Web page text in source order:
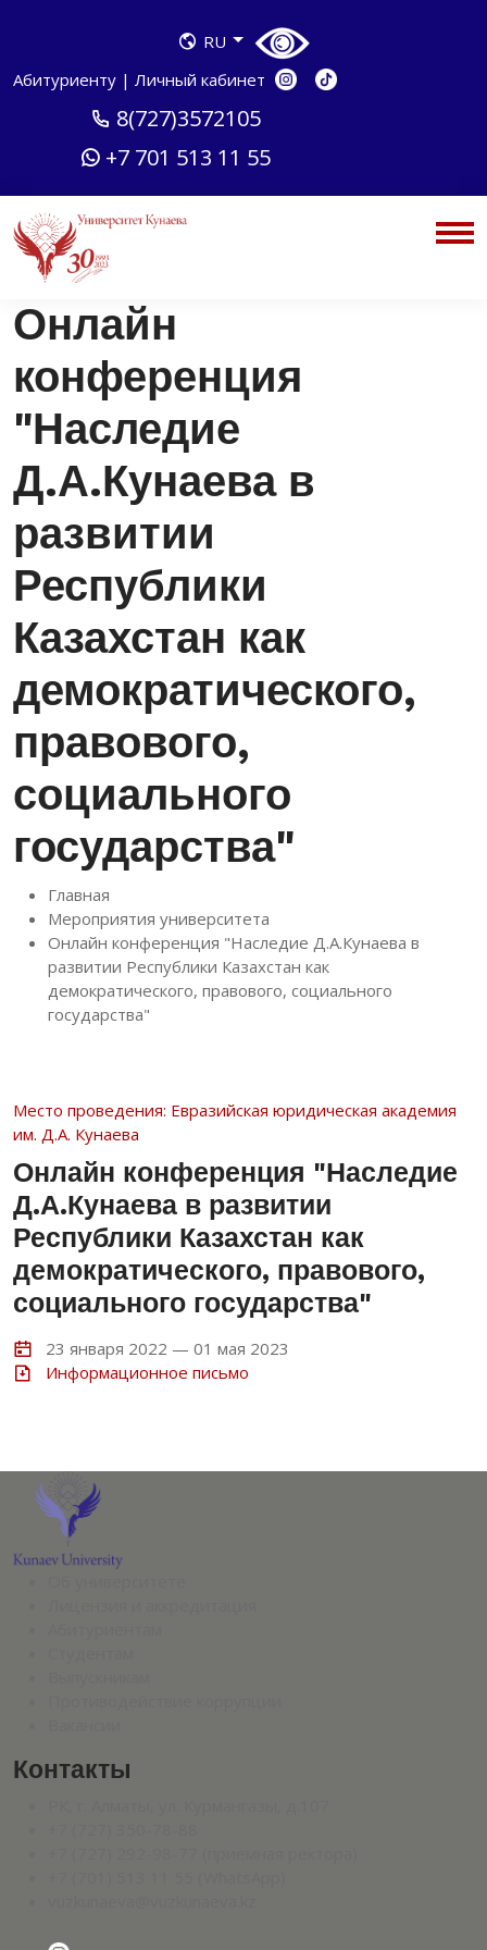
RU
Абитуриенту | Личный кабинет
8(727)3572105
+7 701 513 11 55
Онлайн
конференция
"Наследие
Д.А.Кунаева в
развитии
Республики
Казахстан как
демократического,
правового,
социального
государства"
Главная
Мероприятия университета
Онлайн конференция "Наследие Д.А.Кунаева в
развитии Республики Казахстан как
демократического, правового, социального
государства"
Место проведения: Евразийская юридическая академия
им. Д.А. Кунаева
Онлайн конференция "Наследие
Д.А.Кунаева в развитии
Республики Казахстан как
демократического, правового,
социального государства"
23 января 2022 — 01 мая 2023
Информационное письмо
Контакты